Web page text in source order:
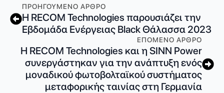
ΠΡΟΗΓΟΎΜΕΝΟ ΆΡΘΡΟ
Η RECOM Technologies παρουσιάζει την
Εβδομάδα Ενέργειας Black Θάλασσα 2023
ΕΠΌΜΕΝΟ ΆΡΘΡΟ
Η RECOM Technologies και η SINN Power
συνεργάστηκαν για την ανάπτυξη ενός
μοναδικού φωτοβολταϊκού συστήματος
μεταφορικής ταινίας στη Γερμανία